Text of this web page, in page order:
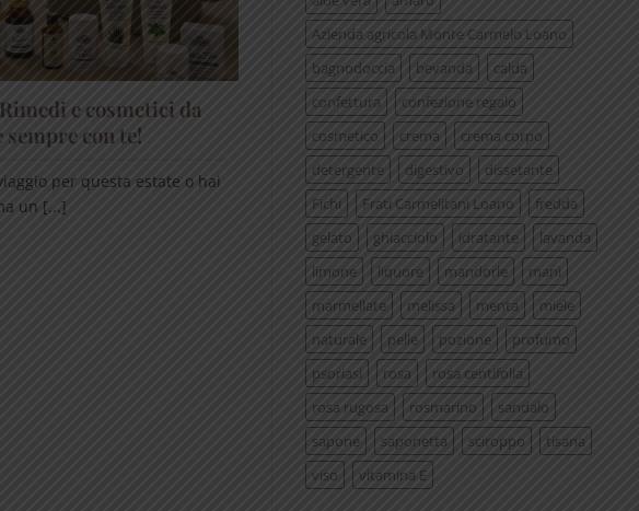
e cosmetici da
con te!
per questa estate o hai
un [...]
Azienda agricola Monte Carmelo Loano
bagnodoccia
bevanda
calda
confettura
confezione regalo
cosmetico
crema
crema corpo
detergente
digestivo
dissetante
Fichi
Frati Carmelitani Loano
fredda
gelato
ghiacciolo idratante
lavanda
limone
liquore mandorle
mani
marmellate
melissa menta
miele
naturale
pelle pozione
profumo
psoriasi
rosa
rosa centifolia
rosa rugosa
rosmarino
sandalo
sapone
saponetta sciroppo
tisana
viso
vitamina E